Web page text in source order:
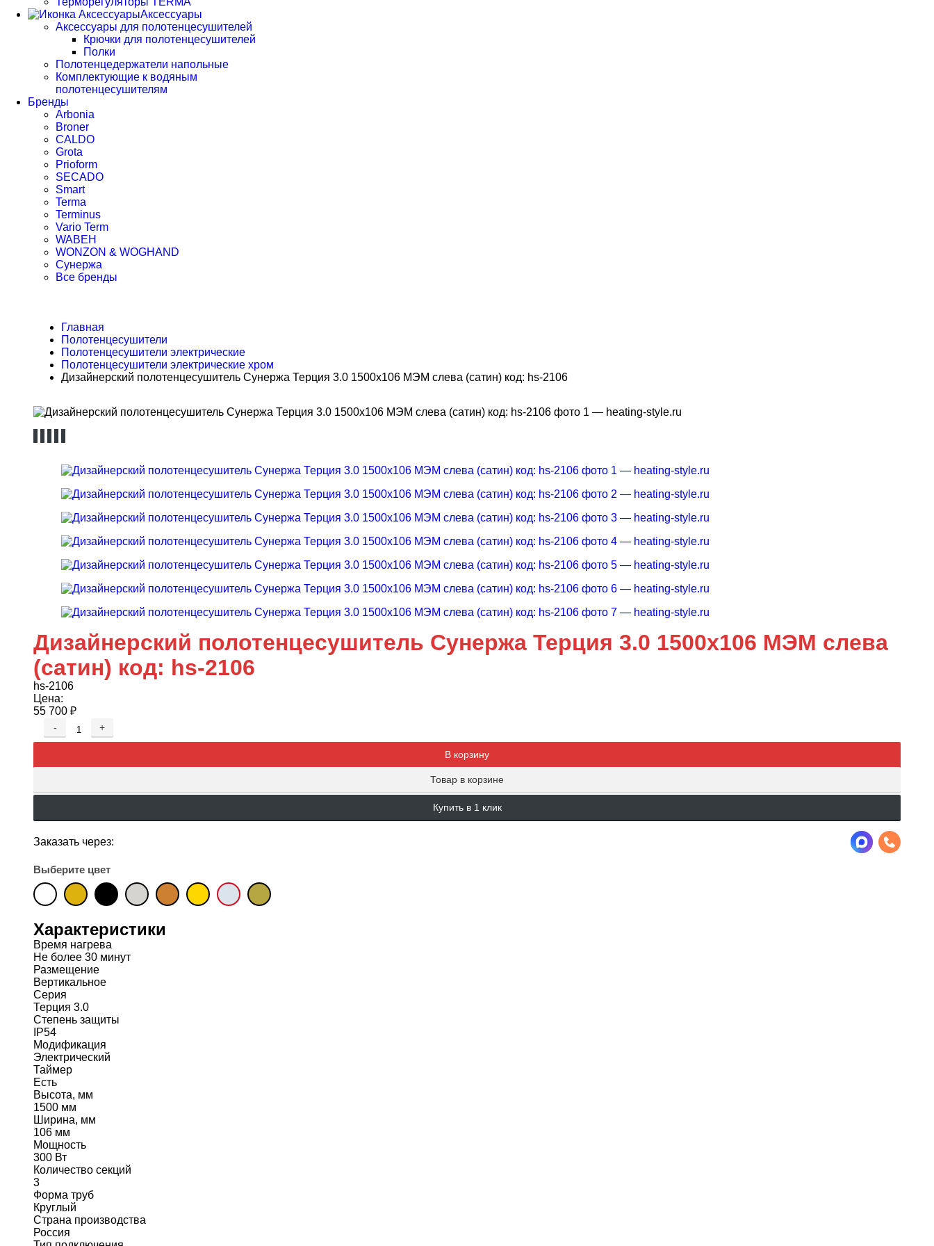
Аксессуары
Аксессуары для полотенцесушителей
Крючки для полотенцесушителей
Полки
Полотенцедержатели напольные
Комплектующие к водяным
полотенцесушителям
Бренды
Arbonia
Broner
CALDO
Grota
Prioform
SECADO
Smart
Terma
Terminus
Vario Term
WABEH
WONZON & WOGHAND
Сунержа
Все бренды
Главная
Полотенцесушители
Полотенцесушители электрические
Полотенцесушители электрические хром
Дизайнерский полотенцесушитель Сунержа Терция 3.0 1500х106 МЭМ слева (сатин) код: hs-2106
Дизайнерский полотенцесушитель Сунержа Терция 3.0 1500х106 МЭМ слева
(сатин) код: hs-2106
hs-2106
Цена:
55 700 ₽
- +
В корзину
Товар в корзине
Купить в 1 клик
Заказать через:
Выберите цвет
Характеристики
Время нагрева
Не более 30 минут
Размещение
Вертикальное
Серия
Терция 3.0
Степень защиты
IP54
Модификация
Электрический
Таймер
Есть
Высота, мм
1500 мм
Ширина, мм
106 мм
Мощность
300 Вт
Количество секций
3
Форма труб
Круглый
Страна производства
Россия